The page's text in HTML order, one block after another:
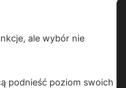
ale wybór nie
podnieść poziom swoich